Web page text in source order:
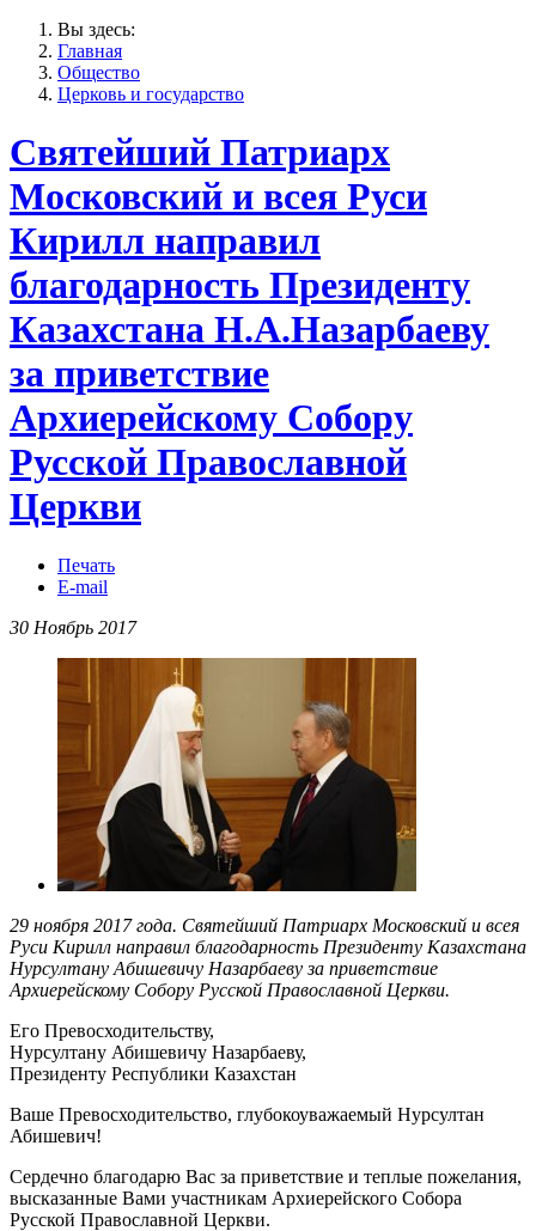
Вы здесь:
Главная
Общество
Церковь и государство
Святейший Патриарх
Московский и всея Руси
Кирилл направил
благодарность Президенту
Казахстана Н.А.Назарбаеву
за приветствие
Архиерейскому Собору
Русской Православной
Церкви
Печать
E-mail
30 Ноябрь 2017
29 ноября 2017 года. Святейший Патриарх Московский и всея
Руси Кирилл направил благодарность Президенту Казахстана
Нурсултану Абишевичу Назарбаеву за приветствие
Архиерейскому Собору Русской Православной Церкви.
Его Превосходительству,
Нурсултану Абишевичу Назарбаеву,
Президенту Республики Казахстан
Ваше Превосходительство, глубокоуважаемый Нурсултан
Абишевич!
Сердечно благодарю Вас за приветствие и теплые пожелания,
высказанные Вами участникам Архиерейского Собора
Русской Православной Церкви.